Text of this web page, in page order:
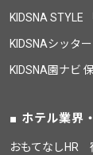
KIDSNA STYLE
KIDSNAシッタ
KIDSNA園ナビ
ホテル業界
おもてなしHR